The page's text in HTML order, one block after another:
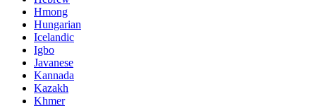
Hmong
Hungarian
Icelandic
Igbo
Javanese
Kannada
Kazakh
Khmer